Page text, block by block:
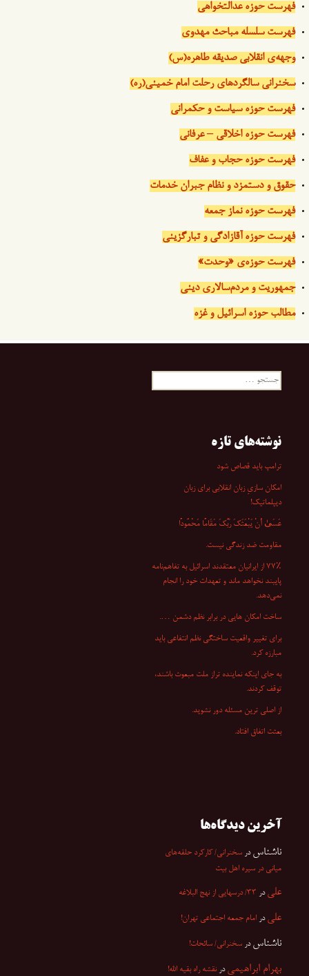
فهرست حوزه عدالتخواهی
فهرست سلسله مباحث مهدوی
وجهه‌ی انقلابی صدیقه طاهره(س)
سخنرانی سالگردهای رحلت امام خمینی(ره)
فهرست حوزه سیاست و حکمرانی
فهرست حوزه اخلاقی – عرفانی
فهرست حوزه حجاب و عفاف
حقوق و دستمزد و نظام جبران خدمات
فهرست حوزه نماز جمعه
فهرست حوزه آقازادگی و تبارگزینی
فهرست حوزه‌ی «وحدت»
جمهوریت و مردم‌سالاری دینی
مطالب حوزه اسرائیل و غزه
جستجو
نوشته‌های تازه
ترامپ باید قصاص شود
امکان سازیِ زبان انقلابی برای زبان
دیپلماتیک!
عَسَىٰ أَنْ یَبْعَثَکَ رَبُّکَ مَقَامًا مَحْمُودًا
مقاومت ضد زندگی نیست.
۷۷٪ از ایرانیان معتقدند اسرائیل به تفاهم‌نامه
پایبند نخواهد ماند و تعهدات خود را انجام
نمی‌دهد.
ساخت امکان هایی در برابر نظم دشمن ….
برای تغییر واقعیت ساختگی نظم انتفاعی باید
مبارزه کرد.
به جای اینکه نماینده تراز ملت مبعوث باشند،
توقف کردند.
از اصلی ترین مسئله دور نشوید.
بعثت اتفاق افتاد.
آخرین دیدگاه‌ها
ناشناس در سخنرانی/ کارکرد حلقه‌های
میانی در سیره اهل بیت
علی در ۳۳/ درسهایی از نهج البلاغه
علی در امام جمعه اجتماعی تهران!
ناشناس در سخنرانی/ سائحات!
بهرام ابراهیمی درنقشه راه بقیه الله!